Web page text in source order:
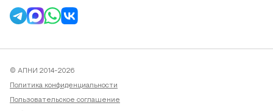
© АПНИ 2014-2026
Политика конфиденциальности
Пользовательское соглашение